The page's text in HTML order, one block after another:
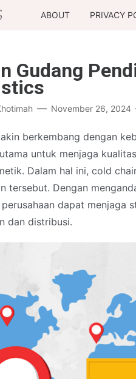
ABOUT PRIVACY
Gudang
November 26, 2024
berkembang dengan
untuk menjaga
Dalam hal ini, cold
tersebut. Dengan
dapat menjaga
dan distribusi.